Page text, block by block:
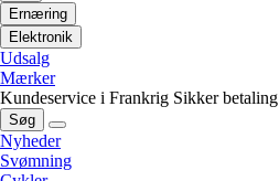
Ernæring
Elektronik
Udsalg
Mærker
Kundeservice i Frankrig Sikker betaling
Søg
Nyheder
Svømning